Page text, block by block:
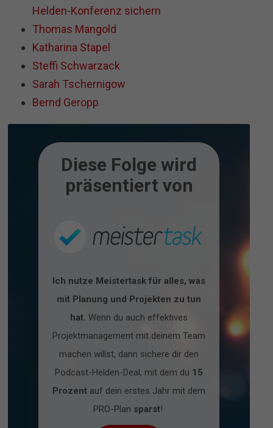
Helden-Konferenz sichern
Thomas Mangold
Katharina Stapel
Steffi Schwarzack
Sarah Tschernigow
Bernd Geropp
Diese Folge wird
präsentiert von
Ich nutze Meistertask für alles, was
mit Planung und Projekten zu tun
hat. Wenn du auch effektives
Projektmanagement mit deinem Team
machen willst, dann sichere dir den
Podcast-Helden-Deal, mit dem du 15
Prozent auf dein erstes Jahr mit dem
PRO-Plan sparst!